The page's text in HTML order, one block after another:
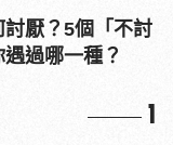
厭？5個「不討
過哪一種？
1